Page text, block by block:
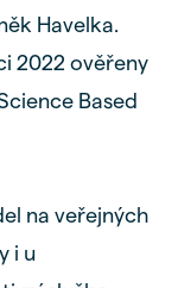
Havelka.
2022 ověřeny
Based
na veřejných
i u